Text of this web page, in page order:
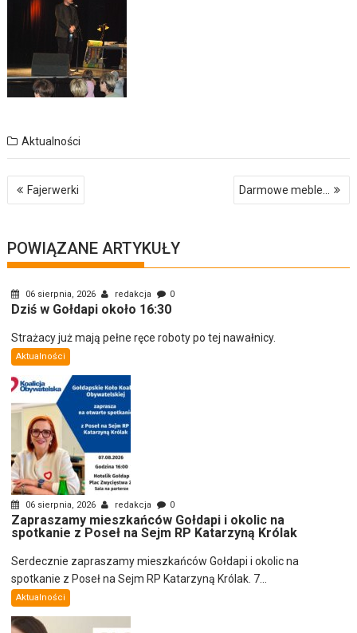
Aktualności
Nawigacja
wpisu
Fajerwerki Darmowe meble…
POWIĄZANE ARTYKUŁY
06 sierpnia, 2026 redakcja 0
Dziś w Gołdapi około 16:30
Strażacy już mają pełne ręce roboty po tej nawałnicy.
Aktualności
06 sierpnia, 2026 redakcja 0
Zapraszamy mieszkańców Gołdapi i okolic na
spotkanie z Poseł na Sejm RP Katarzyną Królak
Serdecznie zapraszamy mieszkańców Gołdapi i okolic na
spotkanie z Poseł na Sejm RP Katarzyną Królak. 7...
Aktualności